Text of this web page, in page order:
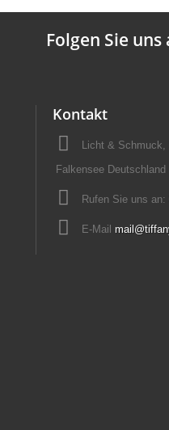
Folgen Sie
Kontakt
Licht & Schmuck,
Falkensee Deutschland
Rufen Sie uns an:
E-Mail